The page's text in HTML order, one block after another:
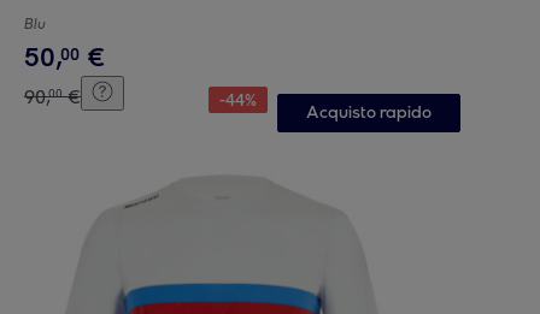
Blu
50,00 €
90,00 € -44%
Acquisto rapido